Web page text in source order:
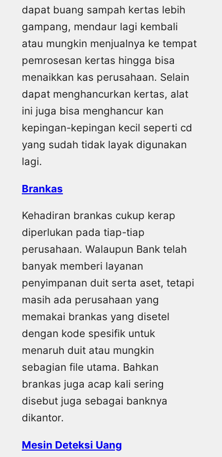
dapat buang sampah kertas lebih
gampang, mendaur lagi kembali
atau mungkin menjualnya ke tempat
pemrosesan kertas hingga bisa
menaikkan kas perusahaan. Selain
dapat menghancurkan kertas, alat
ini juga bisa menghancur kan
kepingan-kepingan kecil seperti cd
yang sudah tidak layak digunakan
lagi.
Brankas
Kehadiran brankas cukup kerap
diperlukan pada tiap-tiap
perusahaan. Walaupun Bank telah
banyak memberi layanan
penyimpanan duit serta aset, tetapi
masih ada perusahaan yang
memakai brankas yang disetel
dengan kode spesifik untuk
menaruh duit atau mungkin
sebagian file utama. Bahkan
brankas juga acap kali sering
disebut juga sebagai banknya
dikantor.
Mesin Deteksi Uang